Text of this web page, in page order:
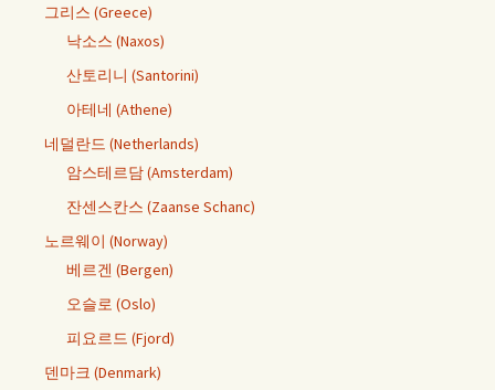
그리스 (Greece)
낙소스 (Naxos)
산토리니 (Santorini)
아테네 (Athene)
네덜란드 (Netherlands)
암스테르담 (Amsterdam)
잔센스칸스 (Zaanse Schanc)
노르웨이 (Norway)
베르겐 (Bergen)
오슬로 (Oslo)
피요르드 (Fjord)
덴마크 (Denmark)